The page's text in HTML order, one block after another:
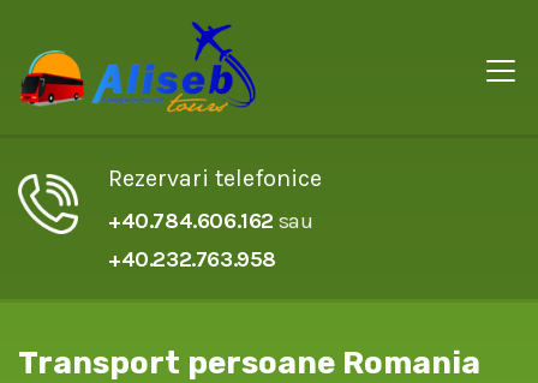
Rezervari telefonice
+40.784.606.162 sau
+40.232.763.958
Transport persoane Romania